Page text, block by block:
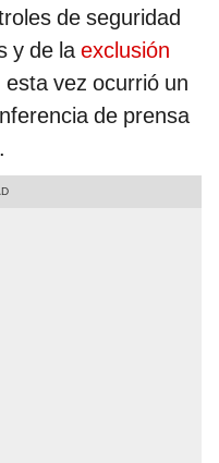
de seguridad
y de laexclusión
esta vez ocurrió un
de prensa
.